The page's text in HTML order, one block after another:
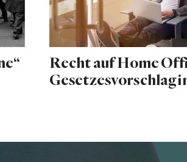
Recht auf Home
Gesetzesvorschlag